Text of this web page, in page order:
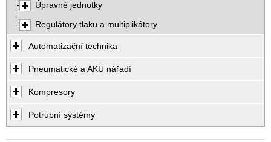
Úpravné jednotky
Regulátory tlaku a multiplikátory
Automatizační technika
Pneumatické a AKU nářadí
Kompresory
Potrubní systémy